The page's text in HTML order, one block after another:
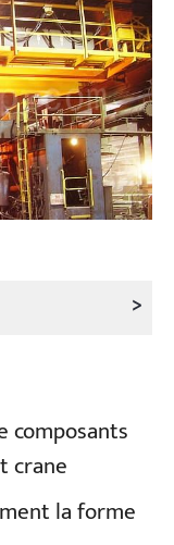
>
composants
crane
la forme